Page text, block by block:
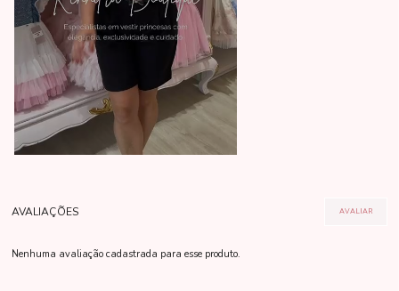
Nenhuma avaliação cadastrada para esse produto.